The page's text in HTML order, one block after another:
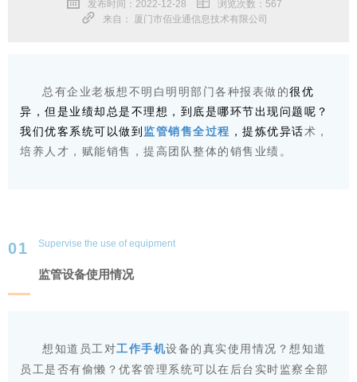
发布时间：2022-12-28
浏览次数：567
来自： 厦门市佰业通信息技术有限公司
总有企业老板想不明白明明部门各种报表做的很优
异，但是业绩却总是不理想，到底是哪环节出现问题呢？
我们优客系统可以做到 监管销售全过程 ，提炼优异话术，
培养人才，赋能销售 ，提高团队整体的销售业绩。
01 Supervise the use of equipment
监管设备使用情况
想知道 员工对工作手机设备的真实使用情况 ？想知道
员工是否有偷懒？优客管理系统可以 在后台实时监察全部